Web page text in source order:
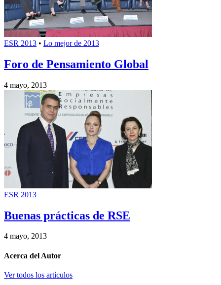
ESR 2013 • Lo mejor de 2013
Foro de Pensamiento Global
4 mayo, 2013
ESR 2013
Buenas prácticas de RSE
4 mayo, 2013
Acerca del Autor
Ver todos los artículos